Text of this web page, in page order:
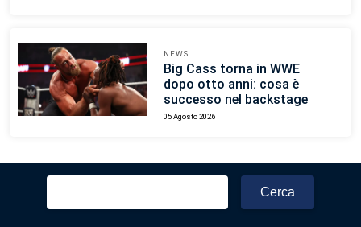
NEWS
Big Cass torna in WWE
dopo otto anni: cosa è
successo nel backstage
05 Agosto 2026